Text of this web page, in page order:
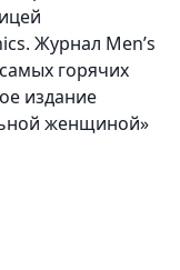
Журнал Men’s
горячих
издание
женщиной»